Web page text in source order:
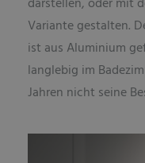
Variante gestalten.
ist aus Aluminium
langlebig im
Jahren nicht seine